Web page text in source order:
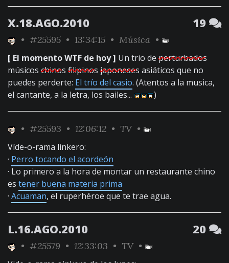
X.18.AGO.2010 19
• #25595 • 13:34:15 • Música •
[ El momento WTF de hoy ] Un trio deperturbados
músicoschinos filipinos japoneses asiáticos que no
puedes perderte: El trío del casio. (Atentos a la musica,
el cantante, a la letra, los bailes...
)
• #25593 • 12:06:12 • TV•
Víde-o-rama linkero:
· Perro tocando el acordeón
· Lo primero a la hora de montar un restaurante chino
es tener buena materia prima
· Acuaman, el ruperhéroe que te trae agua.
L.16.AGO.2010 20
• #25579 • 12:33:03 • TV•